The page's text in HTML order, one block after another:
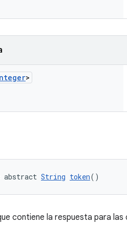
>
abstract String token()
contiene la respuesta para